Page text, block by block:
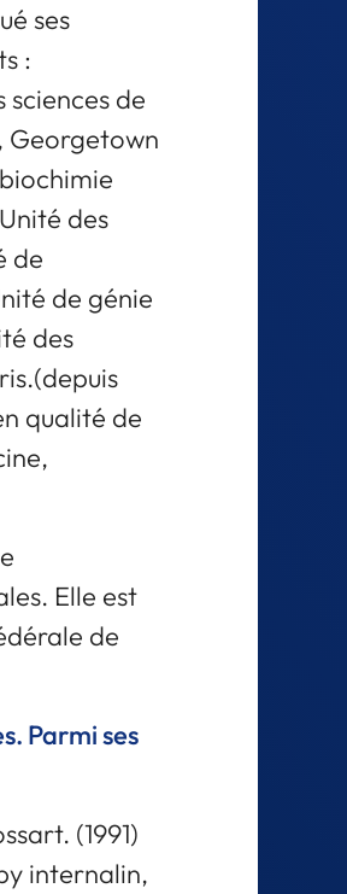
ses
:
de
Georgetown
des
de
de génie
des
qualité de
Elle est
de
Parmi ses
(1991)
internalin,